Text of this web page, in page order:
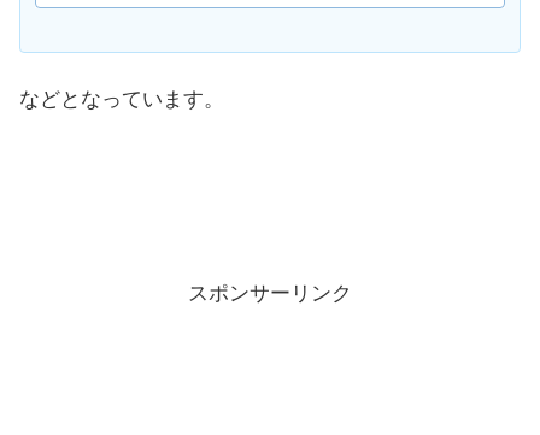
などとなっています。
スポンサーリンク